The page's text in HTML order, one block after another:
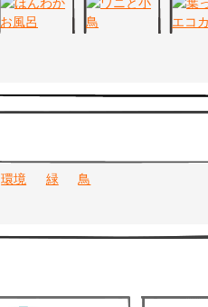
環境 緑 鳥